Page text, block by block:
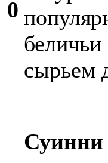
0
сырьем
Суинни